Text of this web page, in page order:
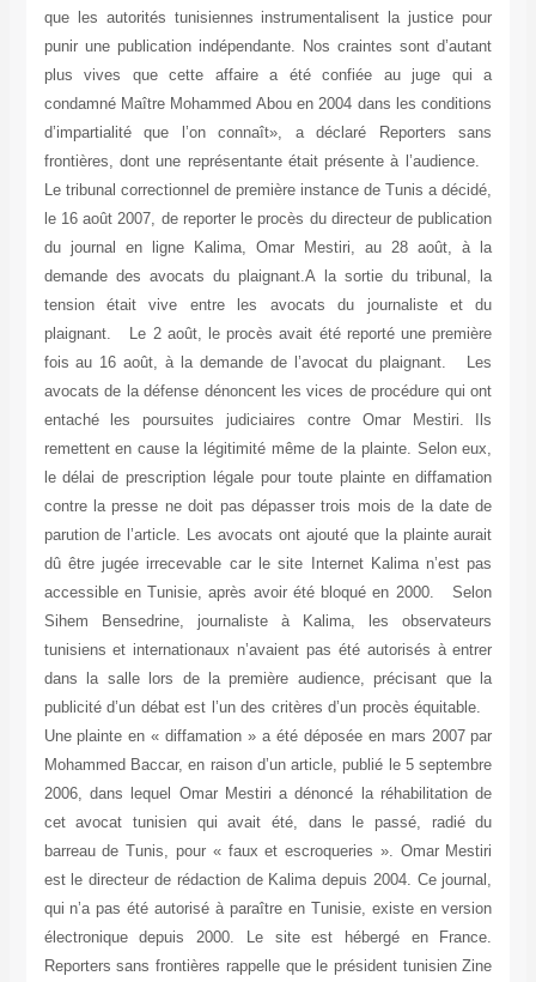
que les autorités tunisiennes instrumentalisent la justice pour
punir une publication indépendante. Nos craintes sont d’autant
plus vives que cette affaire a été confiée au juge qui a
condamné Maître Mohammed Abou en 2004 dans les conditions
d’impartialité que l’on connaît», a déclaré Reporters sans
frontières, dont une représentante était présente à l’audience.
Le tribunal correctionnel de première instance de Tunis a décidé,
le 16 août 2007, de reporter le procès du directeur de publication
du journal en ligne Kalima, Omar Mestiri, au 28 août, à la
demande des avocats du plaignant.A la sortie du tribunal, la
tension était vive entre les avocats du journaliste et du
plaignant. Le 2 août, le procès avait été reporté une première
fois au 16 août, à la demande de l’avocat du plaignant. Les
avocats de la défense dénoncent les vices de procédure qui ont
entaché les poursuites judiciaires contre Omar Mestiri. Ils
remettent en cause la légitimité même de la plainte. Selon eux,
le délai de prescription légale pour toute plainte en diffamation
contre la presse ne doit pas dépasser trois mois de la date de
parution de l’article. Les avocats ont ajouté que la plainte aurait
dû être jugée irrecevable car le site Internet Kalima n’est pas
accessible en Tunisie, après avoir été bloqué en 2000. Selon
Sihem Bensedrine, journaliste à Kalima, les observateurs
tunisiens et internationaux n’avaient pas été autorisés à entrer
dans la salle lors de la première audience, précisant que la
publicité d’un débat est l’un des critères d’un procès équitable.
Une plainte en « diffamation » a été déposée en mars 2007 par
Mohammed Baccar, en raison d’un article, publié le 5 septembre
2006, dans lequel Omar Mestiri a dénoncé la réhabilitation de
cet avocat tunisien qui avait été, dans le passé, radié du
barreau de Tunis, pour « faux et escroqueries ». Omar Mestiri
est le directeur de rédaction de Kalima depuis 2004. Ce journal,
qui n’a pas été autorisé à paraître en Tunisie, existe en version
électronique depuis 2000. Le site est hébergé en France.
Reporters sans frontières rappelle que le président tunisien Zine